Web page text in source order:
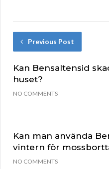
Previous Post
Kan Bensaltensid
huset?
NO COMMENTS
Kan man använda
vintern för
NO COMMENTS